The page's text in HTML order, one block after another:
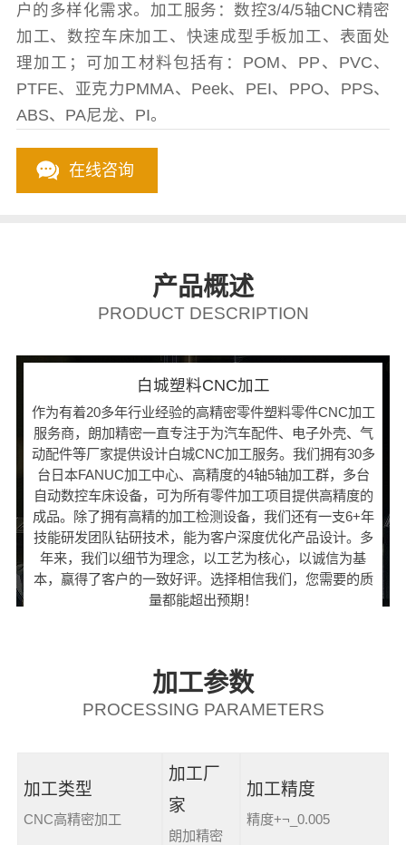
户的多样化需求。加工服务：数控3/4/5轴CNC精密
加工、数控车床加工、快速成型手板加工、表面处
理加工；可加工材料包括有：POM、PP、PVC、
PTFE、亚克力PMMA、Peek、PEI、PPO、PPS、
ABS、PA尼龙、PI。
在线咨询
产品概述
PRODUCT DESCRIPTION
白城塑料CNC加工
作为有着20多年行业经验的高精密零件塑料零件CNC加工
服务商，朗加精密一直专注于为汽车配件、电子外壳、气
动配件等厂家提供设计白城CNC加工服务。我们拥有30多
台日本FANUC加工中心、高精度的4轴5轴加工群，多台
自动数控车床设备，可为所有零件加工项目提供高精度的
成品。除了拥有高精的加工检测设备，我们还有一支6+年
技能研发团队钻研技术，能为客户深度优化产品设计。多
年来，我们以细节为理念，以工艺为核心，以诚信为基
本，赢得了客户的一致好评。选择相信我们，您需要的质
量都能超出预期！
加工参数
PROCESSING PARAMETERS
加工类型
CNC高精密加工
加工厂
家
朗加精密
加工精度
精度+¬_0.005